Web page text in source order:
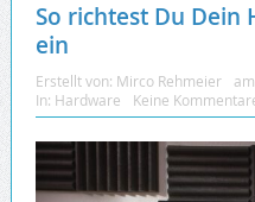
So richtest Du Dein
ein
Erstellt von: Mirco Rehmeier
In: Hardware Keine